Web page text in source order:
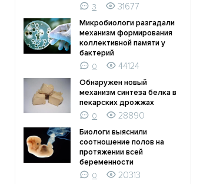
3
31677
Микробиологи разгадали
механизм формирования
коллективной памяти у
бактерий
0
44124
Обнаружен новый
механизм синтеза белка в
пекарских дрожжах
0
28890
Биологи выяснили
соотношение полов на
протяжении всей
беременности
0
20313